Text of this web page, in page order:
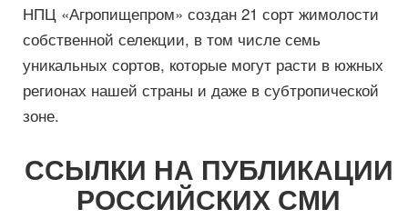
НПЦ «Агропищепром» создан 21 сорт жимолости
собственной селекции, в том числе семь
уникальных сортов, которые могут расти в южных
регионах нашей страны и даже в субтропической
зоне.
ССЫЛКИ НА ПУБЛИКАЦИИ
РОССИЙСКИХ СМИ